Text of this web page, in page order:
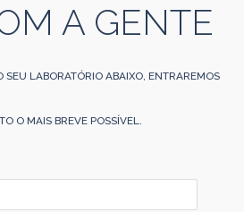
A GENTE
SEU LABORATÓRIO ABAIXO, ENTRAREMOS
O MAIS BREVE POSSÍVEL.